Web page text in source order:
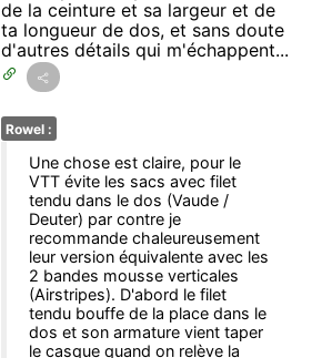
de la ceinture et sa largeur et de
ta longueur de dos, et sans doute
d'autres détails qui m'échappent...
Rowel :
Une chose est claire, pour le
VTT évite les sacs avec filet
tendu dans le dos (Vaude /
Deuter) par contre je
recommande chaleureusement
leur version équivalente avec les
2 bandes mousse verticales
(Airstripes). D'abord le filet
tendu bouffe de la place dans le
dos et son armature vient taper
le casque quand on relève la